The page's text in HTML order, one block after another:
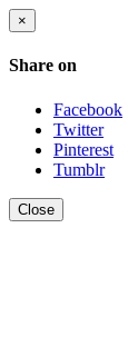
×
Share on
Facebook
Twitter
Pinterest
Tumblr
Close